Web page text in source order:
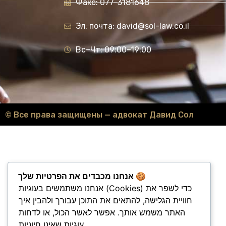
Факс: 077-3181648
Эл. почта: david@sol-law.co.il
Вс–Чт: 09:00–19:00
© Все права защищены — адвокат Давид Сол
אנחנו מכבדים את הפרטיות שלך 🍪
אנחנו משתמשים בעוגיות (Cookies) כדי לשפר את
חוויית הגלישה, להתאים את התוכן עבורך ולהבין איך
האתר משמש אותך. אפשר לאשר הכול, או לדחות